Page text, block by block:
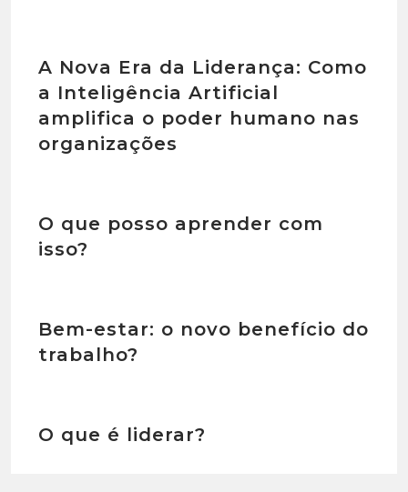
A Nova Era da Liderança: Como
a Inteligência Artificial
amplifica o poder humano nas
organizações
O que posso aprender com
isso?
Bem-estar: o novo benefício do
trabalho?
O que é liderar?